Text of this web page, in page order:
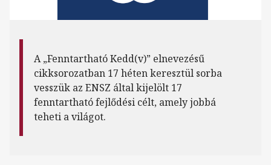
A „Fenntartható Kedd(v)” elnevezésű
cikksorozatban 17 héten keresztül sorba
vesszük az ENSZ által kijelölt 17
fenntartható fejlődési célt, amely jobbá
teheti a világot.